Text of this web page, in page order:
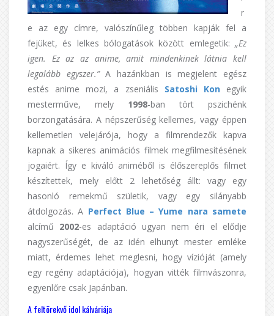
r
e az egy címre, valószínűleg többen kapják fel a
fejüket, és lelkes bólogatások között emlegetik: „Ez
igen. Ez az az anime, amit mindenkinek látnia kell
legalább egyszer.”A hazánkban is megjelent egész
estés anime mozi, a zseniális Satoshi Konegyik
mesterműve, mely 1998-ban tört pszichénk
borzongatására. A népszerűség kellemes, vagy éppen
kellemetlen velejárója, hogy a filmrendezők kapva
kapnak a sikeres animációs filmek megfilmesítésének
jogaiért. Így e kiváló animéből is élőszereplős filmet
készítettek, mely előtt 2 lehetőség állt: vagy egy
hasonló remekmű születik, vagy egy silányabb
átdolgozás. A Perfect Blue – Yume nara samete
alcímű 2002-es adaptáció ugyan nem éri el elődje
nagyszerűségét, de az idén elhunyt mester emléke
miatt, érdemes lehet meglesni, hogy vízióját (amely
egy regény adaptációja), hogyan vitték filmvászonra,
egyenlőre csak Japánban.
A feltörekvő idol kálváriája